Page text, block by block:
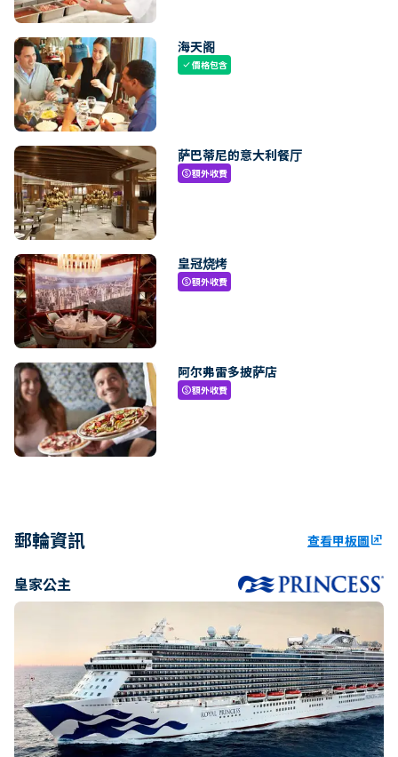
海天阁
check價格包含
萨巴蒂尼的意大利餐厅
paid額外收費
皇冠烧烤
paid額外收費
阿尔弗雷多披萨店
paid額外收費
郵輪資訊 查看甲板圖ungroup
皇家公主